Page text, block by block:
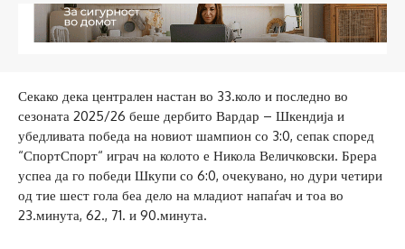
Секако дека централен настан во 33.коло и последно во
сезоната 2025/26 беше дербито Вардар – Шкендија и
убедливата победа на новиот шампион со 3:0, сепак според
“СпортСпорт“ играч на колото е Никола Величковски. Брера
успеа да го победи Шкупи со 6:0, очекувано, но дури четири
од тие шест гола беа дело на младиот напаѓач и тоа во
23.минута, 62., 71. и 90.минута.